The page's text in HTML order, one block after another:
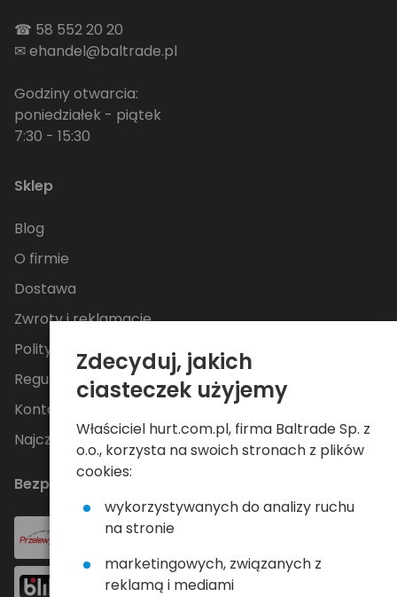
☎ 58 552 20 20
✉ehandel@baltrade.pl
Godziny otwarcia:
poniedziałek - piątek
7:30 - 15:30
Sklep
Blog
O firmie
Dostawa
Zwroty i reklamacje
Polityka Prywatności
Regulamin
Kontakt
Najczęściej zadawane pytania
Bezpieczne płatności
Zdecyduj, jakich
ciasteczek użyjemy
Właściciel hurt.com.pl, firma Baltrade Sp. z
o.o., korzysta na swoich stronach z plików
cookies:
wykorzystywanych do analizy ruchu
na stronie
marketingowych, związanych z
reklamą i mediami